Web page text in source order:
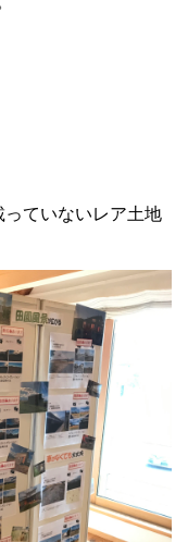
ていないレア土地